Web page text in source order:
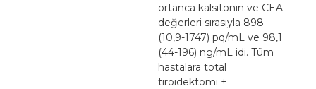
ortanca kalsitonin ve CEA
değerleri sırasıyla 898
(10,9-1747) pq/mL ve 98,1
(44-196) ng/mL idi. Tüm
hastalara total
tiroidektomi +